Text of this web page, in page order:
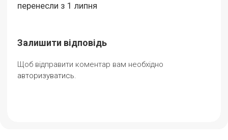
перенесли з 1 липня
Залишити відповідь
Щоб відправити коментар вам необхідно
авторизуватись.